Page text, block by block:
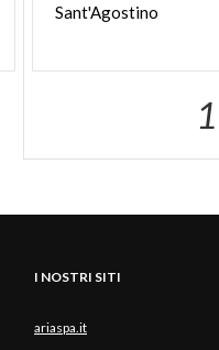
Sant'Agostino
1
I NOSTRI SITI
ariaspa.it